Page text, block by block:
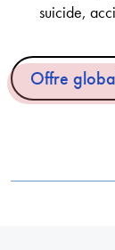
suicide,
Offre